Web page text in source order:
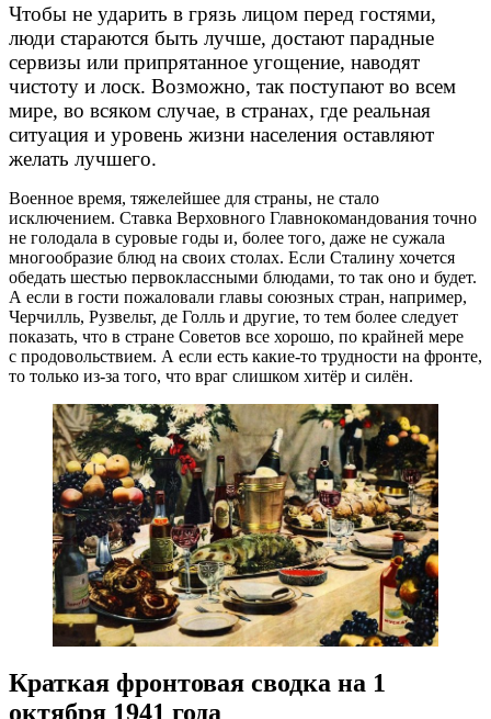
Чтобы не ударить в грязь лицом перед гостями,
люди стараются быть лучше, достают парадные
сервизы или припрятанное угощение, наводят
чистоту и лоск. Возможно, так поступают во всем
мире, во всяком случае, в странах, где реальная
ситуация и уровень жизни населения оставляют
желать лучшего.
Военное время, тяжелейшее для страны, не стало
исключением. Ставка Верховного Главнокомандования точно
не голодала в суровые годы и, более того, даже не сужала
многообразие блюд на своих столах. Если Сталину хочется
обедать шестью первоклассными блюдами, то так оно и будет.
А если в гости пожаловали главы союзных стран, например,
Черчилль, Рузвельт, де Голль и другие, то тем более следует
показать, что в стране Советов все хорошо, по крайней мере
с продовольствием. А если есть какие-то трудности на фронте,
то только из-за того, что враг слишком хитёр и силён.
Краткая фронтовая сводка на 1
октября 1941 года